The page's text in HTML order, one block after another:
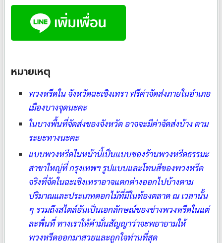
หมายเหตุ
พวงหรีดใน จังหวัดฉะเชิงเทรา ฟรีค่าจัดส่งภายในอำเภอ
เมืองบางจุดนะคะ
ในบางพื้นที่จัดส่งของจังหวัด อาจจะมีค่าจัดส่งบ้าง ตาม
ระยะทางนะคะ
แบบพวงหรีดในหน้านี้เป็นแบบของร้านพวงหรีดธรรมะ
สาขาใหญ่ที่ กรุงเทพฯ รูปแบบและโทนสีของพวงหรีด
จริงที่จัดในฉะเชิงเทราอาจแตกต่างออกไปบ้างตาม
ปริมาณและประเภทดอกไม้ที่มีในท้องตลาด ณ เวลานั้น
ๆ รวมถึงสไตล์อันเป็นเอกลักษณ์ของช่างพวงหรีดในแต่
ละพื่นที่ ทางเราให้คำมั่นสัญญาว่าจะพยายามให้
พวงหรีดออกมาสวยและถูกใจท่านที่สุด